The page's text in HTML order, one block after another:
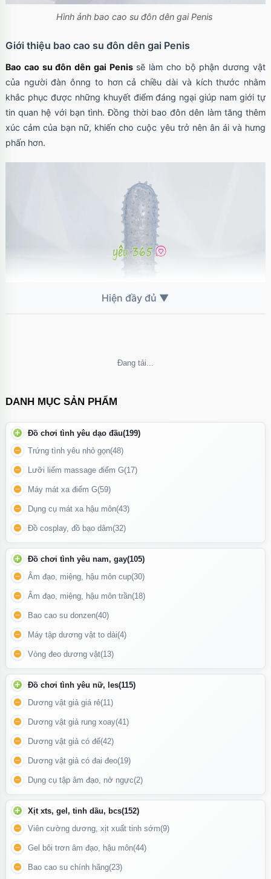
Hình ảnh bao cao su đôn dên gai Penis
Giới thiệu bao cao su đôn dên gai Penis
Bao cao su đôn dên gai Penissẽ làm cho bộ phận dương vật
của người đàn ônng to hơn cả chiều dài và kích thước nhằm
khắc phục được những khuyết điểm đáng ngại giúp nam giới tự
tin quan hệ với bạn tình. Đồng thời bao đôn dên làm tăng thêm
xúc cảm của bạn nữ, khiến cho cuộc yêu trở nên ân ái và hưng
phấn hơn.
quan hệ cho nam giới
dùngbao cao su đôn dên
xuất tinh sớm. Thân bao đôn dên có nhiều gai nhỏ bao quanh
siêu mềm giúp tạo ma sát lên thành âm đạo nữ giới cho bạn tình
nhanh chóng lên đỉnh.
thành âm đạo
Sextoy bao đôn dên Penis
kháng khuẩn cao, siêu co dãn và có tính đàn hồi tốt, phù hợp với
mọi kích cỡ dương vật nam giới. Ngoài ra bao đôn dên cũng có
tác dụng ngừa thai và các bệnh lây qua đường tình dục giống
như các loại bao thông thường.
Không thể tải nội dung
DANH MỤC SẢN PHẨM
Đồ chơi tình yêu dạo đầu(199)
Trứng tình yêu nhỏ gọn(48)
Lưỡi liếm massage điểm G(17)
Máy mát xa điểm G(59)
Dụng cụ mát xa hậu môn(43)
Đồ cosplay, đồ bạo dâm(32)
Đồ chơi tình yêu nam, gay(105)
Âm đạo, miệng, hậu môn cup(30)
Âm đạo, miệng, hậu môn trần(18)
Bao cao su donzen(40)
Máy tập dương vật to dài(4)
Vòng đeo dương vật(13)
Đồ chơi tình yêu nữ, les(115)
Dương vật giả giá rẻ(11)
Dương vật giả rung xoay(41)
Dương vật giả có đế(42)
Dương vật giả có đai đeo(19)
Dụng cụ tập âm đạo, nở ngực(2)
Xịt xts, gel, tinh dầu, bcs(152)
Viên cường dương, xịt xuất tinh sớm(9)
Gel bôi trơn âm đạo, hậu môn(44)
Bao cao su chính hãng(23)